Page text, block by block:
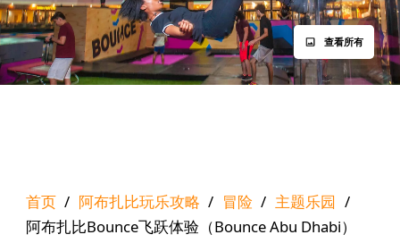
查看所有
首页 / 阿布扎比玩乐攻略 / 冒险 / 主题乐园 /
阿布扎比Bounce飞跃体验（Bounce Abu Dhabi）